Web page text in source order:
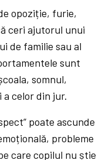
opoziție, furie,
ceri ajutorul unui
de familie sau al
sunt
somnul,
celor din jur.
poate ascunde
probleme
care copilul nu știe